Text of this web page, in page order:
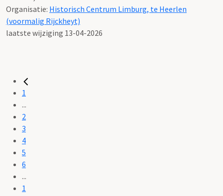
Organisatie: Historisch Centrum Limburg, te Heerlen
(voormalig Rijckheyt)
laatste wijziging 13-04-2026
1
...
2
3
4
5
6
...
1